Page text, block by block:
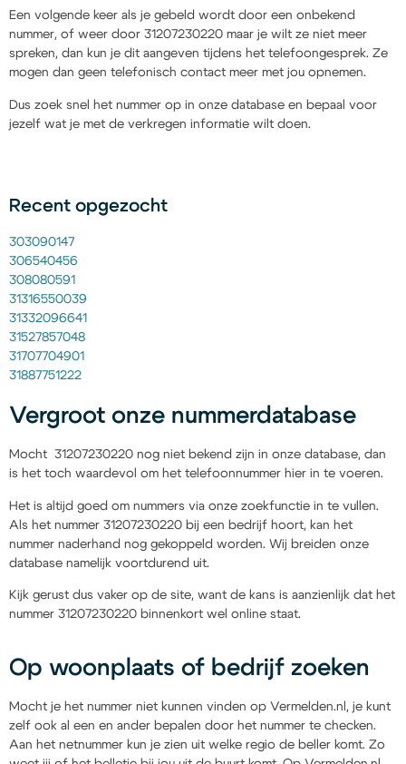
Een volgende keer als je gebeld wordt door een onbekend
nummer, of weer door 31207230220 maar je wilt ze niet meer
spreken, dan kun je dit aangeven tijdens het telefoongesprek. Ze
mogen dan geen telefonisch contact meer met jou opnemen.
Dus zoek snel het nummer op in onze database en bepaal voor
jezelf wat je met de verkregen informatie wilt doen.
Recent opgezocht
303090147
306540456
308080591
31316550039
31332096641
31527857048
31707704901
31887751222
Vergroot onze nummerdatabase
Mocht 31207230220 nog niet bekend zijn in onze database, dan
is het toch waardevol om het telefoonnummer hier in te voeren.
Het is altijd goed om nummers via onze zoekfunctie in te vullen.
Als het nummer 31207230220 bij een bedrijf hoort, kan het
nummer naderhand nog gekoppeld worden. Wij breiden onze
database namelijk voortdurend uit.
Kijk gerust dus vaker op de site, want de kans is aanzienlijk dat het
nummer 31207230220 binnenkort wel online staat.
Op woonplaats of bedrijf zoeken
Mocht je het nummer niet kunnen vinden op Vermelden.nl, je kunt
zelf ook al een en ander bepalen door het nummer te checken.
Aan het netnummer kun je zien uit welke regio de beller komt. Zo